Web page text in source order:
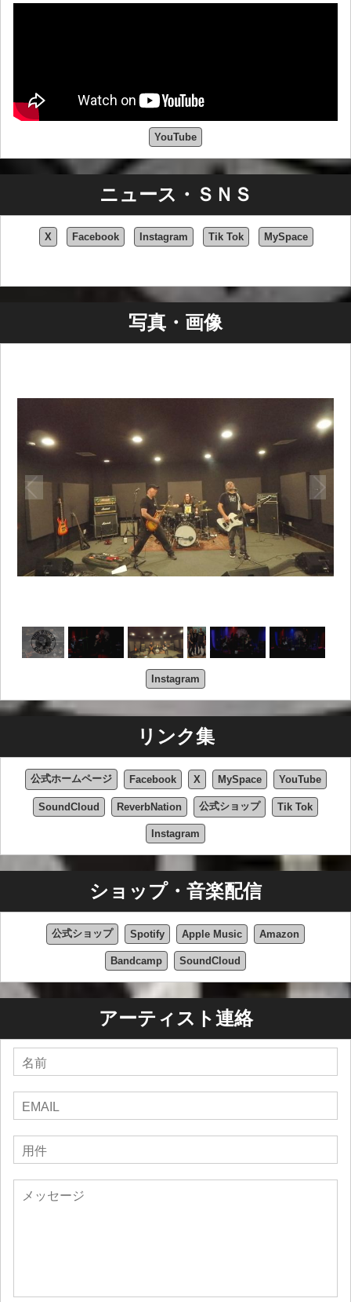
YouTube
ニュース・ＳＮＳ
X Facebook Instagram Tik Tok MySpace
写真・画像
Instagram
リンク集
公式ホームページ Facebook X MySpace YouTube
SoundCloud ReverbNation 公式ショップ Tik Tok
Instagram
ショップ・音楽配信
公式ショップ Spotify Apple Music Amazon
Bandcamp SoundCloud
アーティスト連絡